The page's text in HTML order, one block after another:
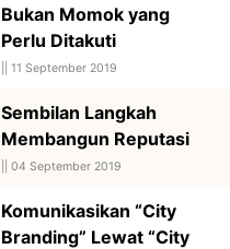
Bukan Momok yang
Perlu Ditakuti
11 September 2019
Sembilan Langkah
Membangun Reputasi
04 September 2019
Komunikasikan “City
Branding” Lewat “City